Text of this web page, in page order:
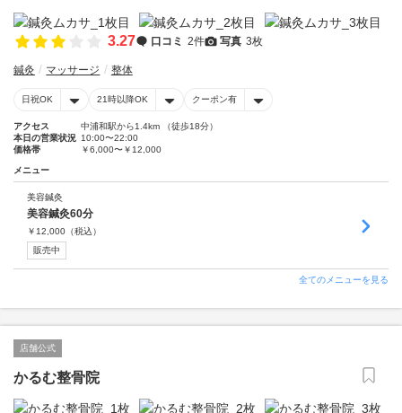
3.27 口コミ 2件 写真 3枚
鍼灸 マッサージ 整体
日祝OK 21時以降OK クーポン有
アクセス
中浦和駅から1.4km （徒歩18分）
本日の営業状況 10:00〜22:00
価格帯
￥6,000〜￥12,000
メニュー
美容鍼灸
美容鍼灸60分
￥ 12,000 （税込）
販売中
全てのメニューを見る
店舗公式
かるむ整骨院